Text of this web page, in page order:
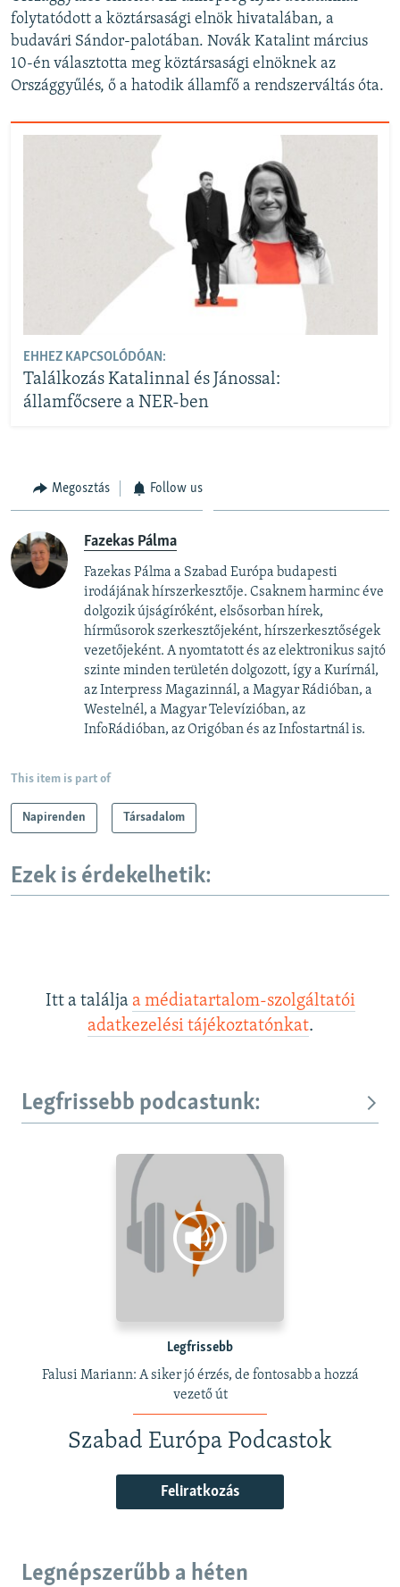
folytatódott a köztársasági elnök hivatalában, a
budavári Sándor-palotában. Novák Katalint március
10-én választotta meg köztársasági elnöknek az
Országgyűlés, ő a hatodik államfő a rendszerváltás óta.
EHHEZ KAPCSOLÓDÓAN:
Találkozás Katalinnal és Jánossal:
államfőcsere a NER-ben
Megosztás Follow us
Fazekas Pálma
Fazekas Pálma a Szabad Európa budapesti
irodájának hírszerkesztője. Csaknem harminc éve
dolgozik újságíróként, elsősorban hírek,
hírműsorok szerkesztőjeként, hírszerkesztőségek
vezetőjeként. A nyomtatott és az elektronikus sajtó
szinte minden területén dolgozott, így a Kurírnál,
az Interpress Magazinnál, a Magyar Rádióban, a
Westelnél, a Magyar Televízióban, az
InfoRádióban, az Origóban és az Infostartnál is.
This item is part of
Napirenden Társadalom
Ezek is érdekelhetik:
Itt a találja a médiatartalom-szolgáltatói
adatkezelési tájékoztatónkat.
Legfrissebb podcastunk:
Legfrissebb
Falusi Mariann: A siker jó érzés, de fontosabb a hozzá
vezető út
Szabad Európa Podcastok
Feliratkozás
Legnépszerűbb a héten